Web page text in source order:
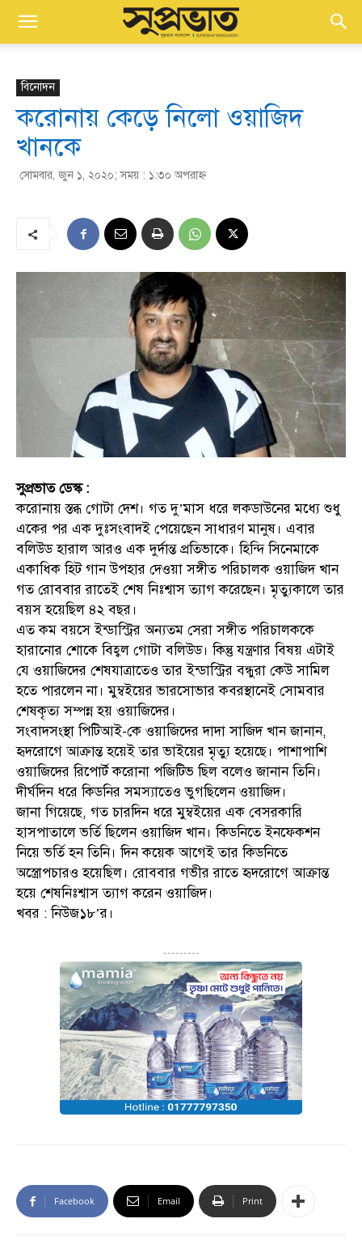
বিনোদন
করোনায় কেড়ে নিলো ওয়াজিদ
খানকে
সোমবার, জুন ১, ২০২০; সময় : ১:৩০ অপরাহ্ণ
সুপ্রভাত ডেস্ক :
করোনায় স্তব্ধ গোটা দেশ। গত দু’মাস ধরে লকডাউনের মধ্যে শুধু
একের পর এক দুঃসংবাদই পেয়েছেন সাধারণ মানুষ। এবার
বলিউড হারাল আরও এক দুর্দান্ত প্রতিভাকে। হিন্দি সিনেমাকে
একাধিক হিট গান উপহার দেওয়া সঙ্গীত পরিচালক ওয়াজিদ খান
গত রোববার রাতেই শেষ নিঃশ্বাস ত্যাগ করেছেন। মৃত্যুকালে তার
বয়স হয়েছিল ৪২ বছর।
এত কম বয়সে ইন্ডাস্ট্রির অন্যতম সেরা সঙ্গীত পরিচালককে
হারানোর শোকে বিহ্বল গোটা বলিউড। কিন্তু যন্ত্রণার বিষয় এটাই
যে ওয়াজিদের শেষযাত্রাতেও তার ইন্ডাস্ট্রির বন্ধুরা কেউ সামিল
হতে পারলেন না। মুম্বইয়ের ভারসোভার কবরস্থানেই সোমবার
শেষকৃত্য সম্পন্ন হয় ওয়াজিদের।
সংবাদসংস্থা পিটিআই-কে ওয়াজিদের দাদা সাজিদ খান জানান,
হৃদরোগে আক্রান্ত হয়েই তার ভাইয়ের মৃত্যু হয়েছে। পাশাপাশি
ওয়াজিদের রিপোর্ট করোনা পজিটিভ ছিল বলেও জানান তিনি।
দীর্ঘদিন ধরে কিডনির সমস্যাতেও ভুগছিলেন ওয়াজিদ।
জানা গিয়েছে, গত চারদিন ধরে মুম্বইয়ের এক বেসরকারি
হাসপাতালে ভর্তি ছিলেন ওয়াজিদ খান। কিডনিতে ইনফেকশন
নিয়ে ভর্তি হন তিনি। দিন কয়েক আগেই তার কিডনিতে
অস্ত্রোপচারও হয়েছিল। রোববার গভীর রাতে হৃদরোগে আক্রান্ত
হয়ে শেষনিঃশ্বাস ত্যাগ করেন ওয়াজিদ।
খবর : নিউজ১৮’র।
---------
Facebook Email Print